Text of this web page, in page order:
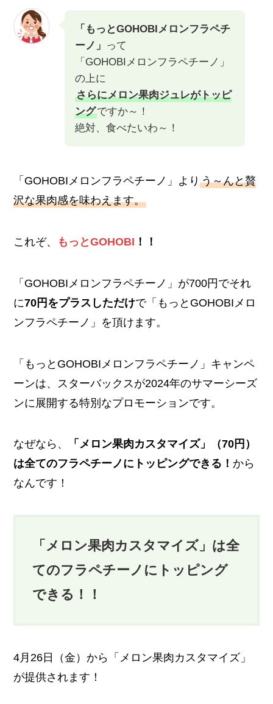
「もっとGOHOBIメロンフラペチ
ーノ」 って
「GOHOBIメロンフラペチーノ」
の上に
さらにメロン果肉ジュレがトッピ
ングですか～！
絶対、食べたいわ～！
「GOHOBIメロンフラペチーノ」よりう～んと贅
沢な果肉感を味わえます。
これぞ、 もっとGOHOBI ！！
「GOHOBIメロンフラペチーノ」が700円でそれ
に70円をプラスしただけで「もっとGOHOBIメロ
ンフラペチーノ」を頂けます。
「もっとGOHOBIメロンフラペチーノ」キャンペ
ーンは、スターバックスが2024年のサマーシーズ
ンに展開する特別なプロモーションです。
なぜなら、
「メロン果肉カスタマイズ」（70円）
は全てのフラペチーノにトッピングできる！から
なんです！
「メロン果肉カスタマイズ」は全
てのフラペチーノにトッピング
できる！！
4月26日（金）から「メロン果肉カスタマイズ」
が提供されます！